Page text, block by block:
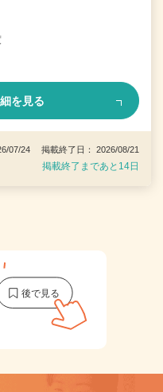
を見る
07/24 掲載終了日： 2026/08/21
掲載終了まであと14日